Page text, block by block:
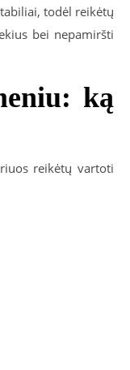
todėl reikėtų
bei nepamiršti
ką
reikėtų vartoti